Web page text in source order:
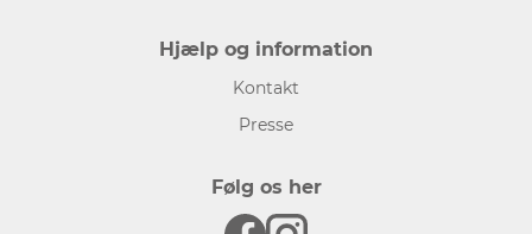
Hjælp og information
Kontakt
Presse
Følg os her